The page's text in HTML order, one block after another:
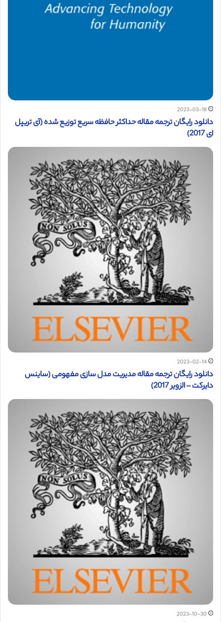
2023-03-18
دانلود رایگان ترجمه مقاله حداکثر حافظه سریع توزیع شده (آی تریپل
ای 2017)
2023-02-14
دانلود رایگان ترجمه مقاله مدیریت مدل‌ سازی مفهومی (ساینس
دایرکت – الزویر 2017)
2023-10-30